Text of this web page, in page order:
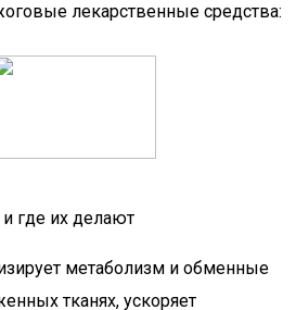
лекарственные средства:
где их делают
метаболизм и обменные
тканях, ускоряет